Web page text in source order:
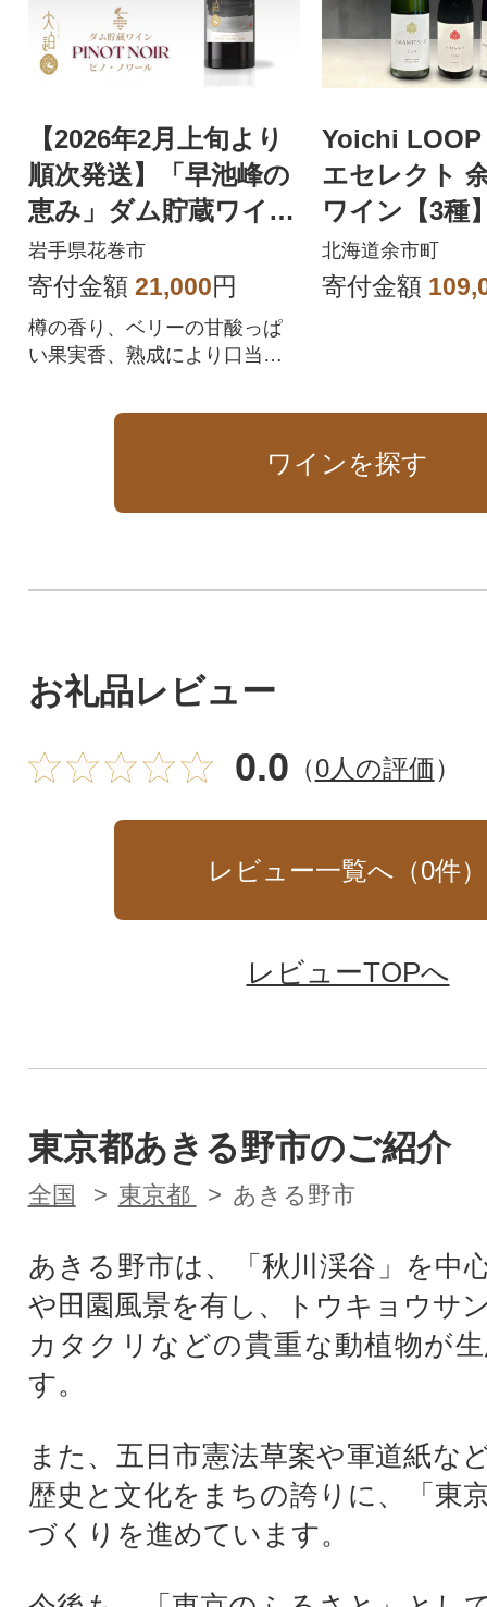
【2026年2月上旬より
順次発送】「早池峰の
恵み」ダム貯蔵ワイン
ピノ・ノワール2017
岩手県花巻市
寄付金額 21,000円
樽の香り、ベリーの甘酸っぱ
い果実香、熟成により口当た
Yoichi
エセレクト
ワイン【3種
ト_Y055-0076
北海道余市町
寄付金額
ワインを探す
お礼品レビュー
0.0 （0人の評価）
レビュー一覧へ（0件）
レビューTOPへ
東京都あきる野市のご紹介
全国 東京都 あきる野市
あきる野市は、「秋川渓谷」を中
や田園風景を有し、トウキョウサ
カタクリなどの貴重な動植物が
す。
また、五日市憲法草案や軍道紙な
歴史と文化をまちの誇りに、「東
づくりを進めています。